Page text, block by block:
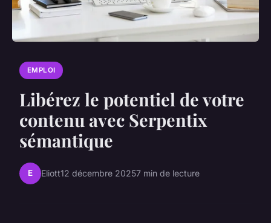
EMPLOI
Libérez le potentiel de votre
contenu avec Serpentix
sémantique
E Eliott12 décembre 20257 min de lecture